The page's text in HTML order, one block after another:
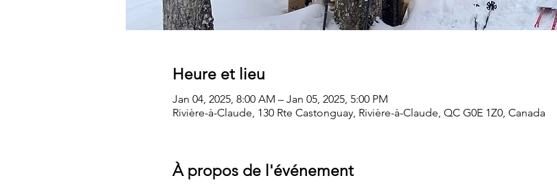
Heure et lieu
Jan 04, 2025, 8:00 AM – Jan 05, 2025, 5:00 PM
Rivière-à-Claude, 130 Rte Castonguay, Rivière-à-Claude, QC G0E 1Z0, Canada
À propos de l'événement